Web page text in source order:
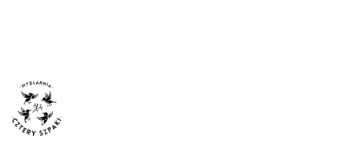
NAZWA
PRODUCENTA:
MYDLARNIA
CZTERY
SZPAKI